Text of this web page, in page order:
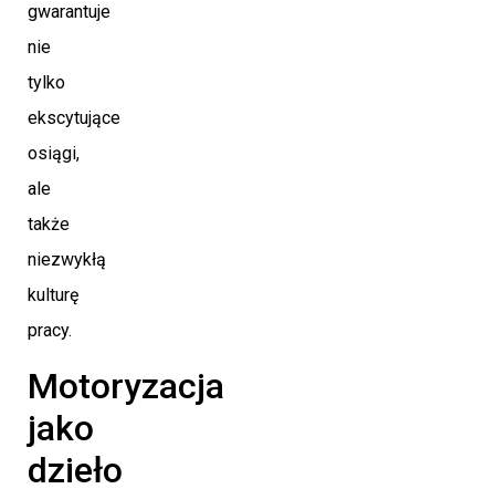
gwarantuje
nie
tylko
ekscytujące
osiągi,
ale
także
niezwykłą
kulturę
pracy.
Motoryzacja
jako
dzieło